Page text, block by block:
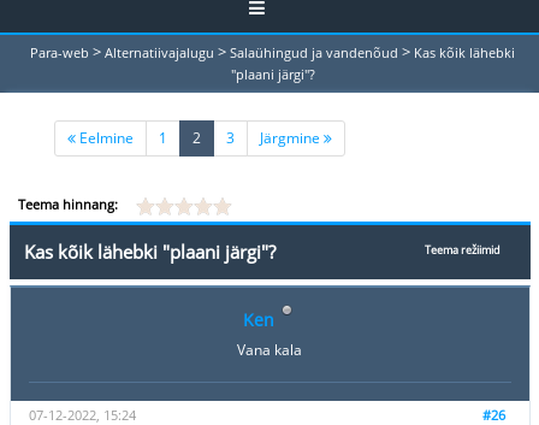
Para-web > Alternatiivajalugu > Salaühingud ja vandenõud > Kas kõik lähebki
"plaani järgi"?
Eelmine 1 2 (current)
3 Järgmine
Teema hinnang:
Teema režiimid
Kas kõik lähebki "plaani järgi"?
Ken
Vana kala
#26
07-12-2022, 15:24